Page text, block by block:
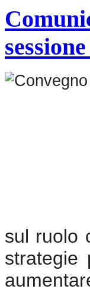
sul ruolo
strategie